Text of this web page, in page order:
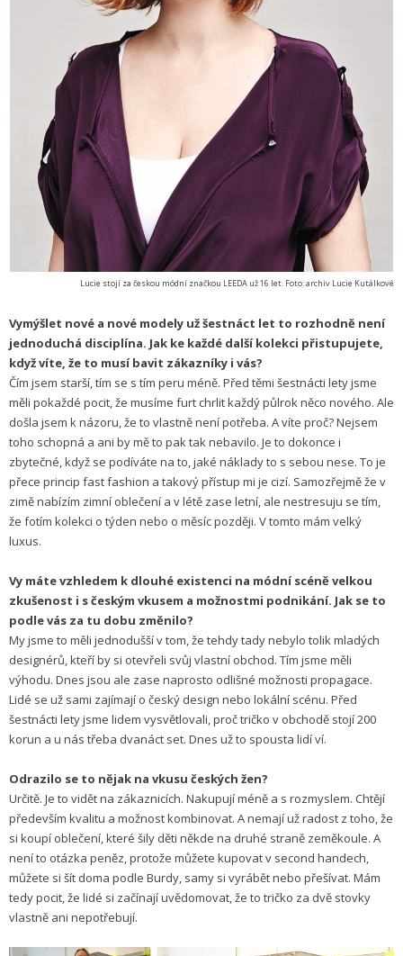
Lucie stojí za českou módní značkou LEEDA už 16 let. Foto: archiv Lucie Kutálkové
Vymýšlet nové a nové modely už šestnáct let to rozhodně není
jednoduchá disciplína. Jak ke každé další kolekci přistupujete,
když víte, že to musí bavit zákazníky i vás?
Čím jsem starší, tím se s tím peru méně. Před těmi šestnácti lety jsme
měli pokaždé pocit, že musíme furt chrlit každý půlrok něco nového. Ale
došla jsem k názoru, že to vlastně není potřeba. A víte proč? Nejsem
toho schopná a ani by mě to pak tak nebavilo. Je to dokonce i
zbytečné, když se podíváte na to, jaké náklady to s sebou nese. To je
přece princip fast fashion a takový přístup mi je cizí. Samozřejmě že v
zimě nabízím zimní oblečení a v létě zase letní, ale nestresuju se tím,
že fotím kolekci o týden nebo o měsíc později. V tomto mám velký
luxus.
Vy máte vzhledem k dlouhé existenci na módní scéně velkou
zkušenost i s českým vkusem a možnostmi podnikání. Jak se to
podle vás za tu dobu změnilo?
My jsme to měli jednodušší v tom, že tehdy tady nebylo tolik mladých
designérů, kteří by si otevřeli svůj vlastní obchod. Tím jsme měli
výhodu. Dnes jsou ale zase naprosto odlišné možnosti propagace.
Lidé se už sami zajímají o český design nebo lokální scénu. Před
šestnácti lety jsme lidem vysvětlovali, proč tričko v obchodě stojí 200
korun a u nás třeba dvanáct set. Dnes už to spousta lidí ví.
Odrazilo se to nějak na vkusu českých žen?
Určitě. Je to vidět na zákaznicích. Nakupují méně a s rozmyslem. Chtějí
především kvalitu a možnost kombinovat. A nemají už radost z toho, že
si koupí oblečení, které šily děti někde na druhé straně zeměkoule. A
není to otázka peněz, protože můžete kupovat v second handech,
můžete si šít doma podle Burdy, samy si vyrábět nebo přešívat. Mám
tedy pocit, že lidé si začínají uvědomovat, že to tričko za dvě stovky
vlastně ani nepotřebují.